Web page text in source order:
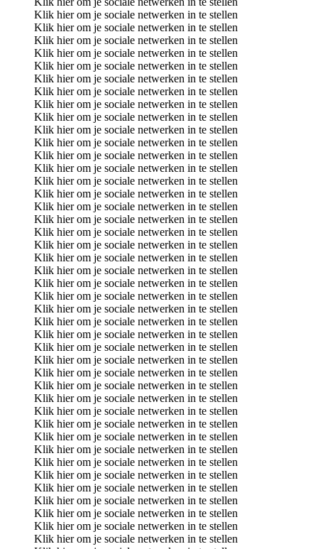
Klik hier om je sociale netwerken in te stellen
Klik hier om je sociale netwerken in te stellen
Klik hier om je sociale netwerken in te stellen
Klik hier om je sociale netwerken in te stellen
Klik hier om je sociale netwerken in te stellen
Klik hier om je sociale netwerken in te stellen
Klik hier om je sociale netwerken in te stellen
Klik hier om je sociale netwerken in te stellen
Klik hier om je sociale netwerken in te stellen
Klik hier om je sociale netwerken in te stellen
Klik hier om je sociale netwerken in te stellen
Klik hier om je sociale netwerken in te stellen
Klik hier om je sociale netwerken in te stellen
Klik hier om je sociale netwerken in te stellen
Klik hier om je sociale netwerken in te stellen
Klik hier om je sociale netwerken in te stellen
Klik hier om je sociale netwerken in te stellen
Klik hier om je sociale netwerken in te stellen
Klik hier om je sociale netwerken in te stellen
Klik hier om je sociale netwerken in te stellen
Klik hier om je sociale netwerken in te stellen
Klik hier om je sociale netwerken in te stellen
Klik hier om je sociale netwerken in te stellen
Klik hier om je sociale netwerken in te stellen
Klik hier om je sociale netwerken in te stellen
Klik hier om je sociale netwerken in te stellen
Klik hier om je sociale netwerken in te stellen
Klik hier om je sociale netwerken in te stellen
Klik hier om je sociale netwerken in te stellen
Klik hier om je sociale netwerken in te stellen
Klik hier om je sociale netwerken in te stellen
Klik hier om je sociale netwerken in te stellen
Klik hier om je sociale netwerken in te stellen
Klik hier om je sociale netwerken in te stellen
Klik hier om je sociale netwerken in te stellen
Klik hier om je sociale netwerken in te stellen
Klik hier om je sociale netwerken in te stellen
Klik hier om je sociale netwerken in te stellen
Klik hier om je sociale netwerken in te stellen
Klik hier om je sociale netwerken in te stellen
Klik hier om je sociale netwerken in te stellen
Klik hier om je sociale netwerken in te stellen